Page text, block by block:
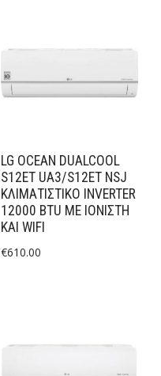
LG OCEAN DUALCOOL
S12ET UA3/S12ET NSJ
ΚΛΙΜΑΤΙΣΤΙΚΌ INVERTER
12000 BTU ΜΕ ΙΟΝΙΣΤΉ
ΚΑΙ WIFI
€610.00